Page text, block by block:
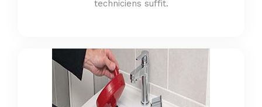
techniciens suffit.